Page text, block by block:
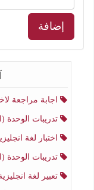
إضافة
اجابة مراجعة لاختبار
تدريبات الوحدة (السادسة
اختبار لغة
تدريبات الوحدة
تعبير لغة